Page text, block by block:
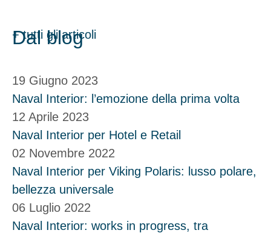
Dal blog
+ tutti gli articoli
19 Giugno 2023
Naval Interior: l’emozione della prima volta
12 Aprile 2023
Naval Interior per Hotel e Retail
02 Novembre 2022
Naval Interior per Viking Polaris: lusso polare,
bellezza universale
06 Luglio 2022
Naval Interior: works in progress, tra